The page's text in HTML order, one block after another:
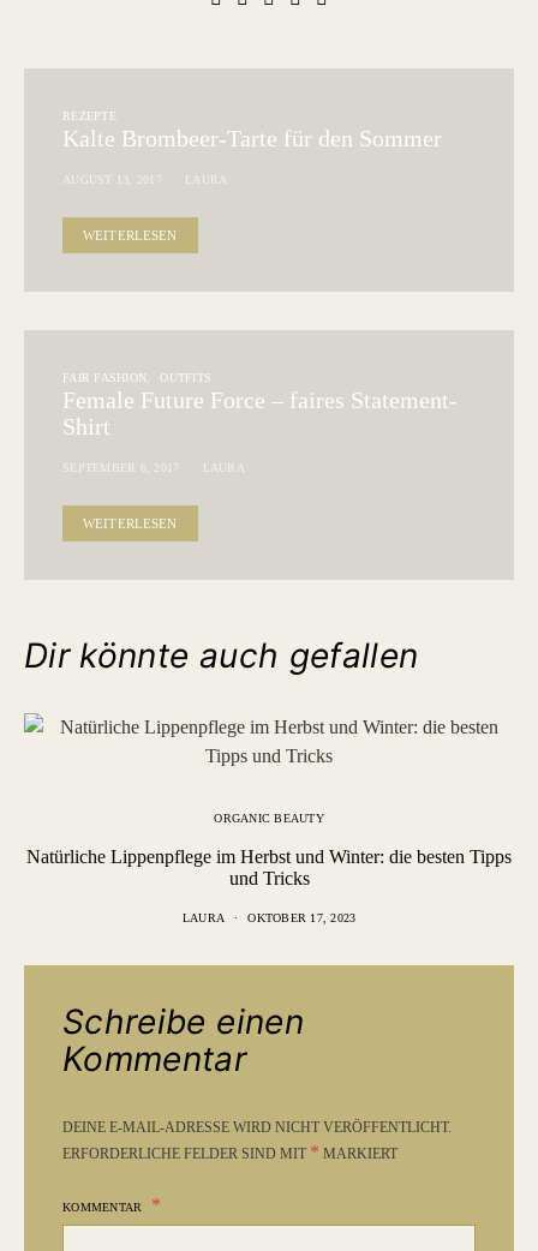
REZEPTE
Kalte Brombeer-Tarte für den Sommer
AUGUST 13, 2017 LAURA
WEITERLESEN
FAIR FASHION OUTFITS
Female Future Force – faires Statement-
Shirt
SEPTEMBER 6, 2017 LAURA
WEITERLESEN
Dir könnte auch gefallen
ORGANIC BEAUTY
Natürliche Lippenpflege im Herbst und Winter: die besten Tipps
und Tricks
LAURA OKTOBER 17, 2023
Schreibe einen
Kommentar
DEINE E-MAIL-ADRESSE WIRD NICHT VERÖFFENTLICHT.
ERFORDERLICHE FELDER SIND MIT * MARKIERT
KOMMENTAR